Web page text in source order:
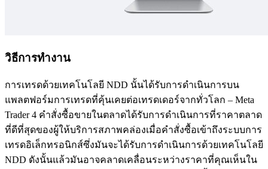
วิธีการทำงาน
การเทรดด้วยเทคโนโลยี NDD นั้นได้รับการดำเนินการบน
แพลตฟอร์มการเทรดที่คุ้นเคยต่อเทรดเดอร์จากทั่วโลก – Meta
Trader 4 คำสั่งซื้อขายในตลาดได้รับการดำเนินการที่ราคาตลาด
ที่ดีที่สุดของผู้ให้บริการสภาพคล่องเมื่อคำสั่งซื้อเข้าถึงระบบการ
เทรดอิเล็กทรอนิกส์ซึ่งมันจะได้รับการดำเนินการด้วยเทคโนโลยี
NDD ดังนั้นแล้วมันอาจคลาดเคลื่อนระหว่างราคาที่คุณเห็นใน